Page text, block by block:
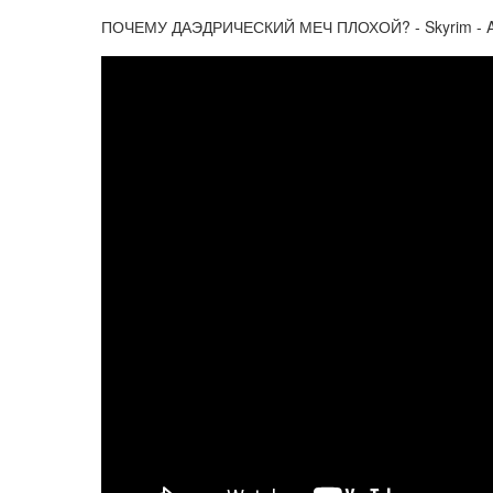
ПОЧЕМУ ДАЭДРИЧЕСКИЙ МЕЧ ПЛОХОЙ? - Skyrim -